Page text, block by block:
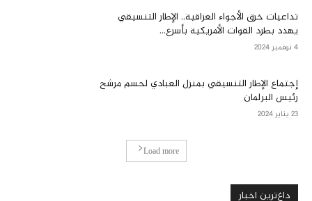
تداعيات خرق الأجواء العراقية.. الإطار التنسيقي
يهدد بطرد القوات الأمريكية بأسرع...
4 نوفمبر 2024
إجتماع الإطار التنسيقي بمنزل العبادي لحسم مرشح
رئيس البرلمان
23 يناير 2024
Load more
داغ‌ترین اخبار